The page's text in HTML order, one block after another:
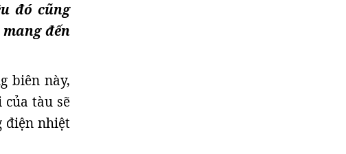
đó cũng
đến
biên này,
tàu sẽ
điện nhiệt